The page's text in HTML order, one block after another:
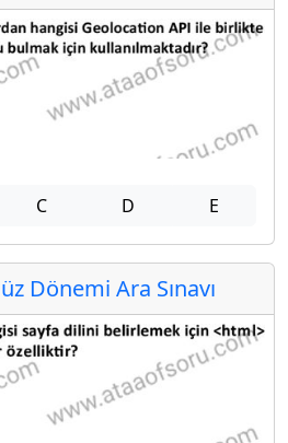
C D E
Dönemi Ara Sınavı